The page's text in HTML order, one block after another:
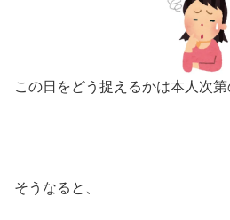
この日をどう捉えるかは本人次第
そうなると、